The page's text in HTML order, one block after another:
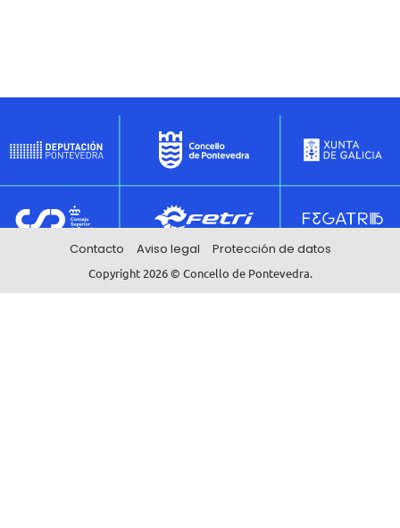
Copyright 2026 © Concello de Pontevedra.
Contacto Aviso legal Protección de datos